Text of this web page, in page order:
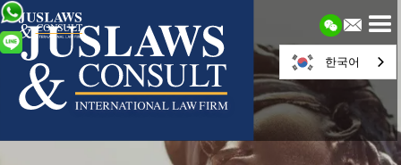
한국어